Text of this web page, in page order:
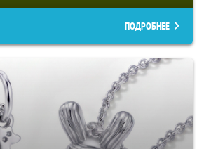
ПОДРОБНЕЕ